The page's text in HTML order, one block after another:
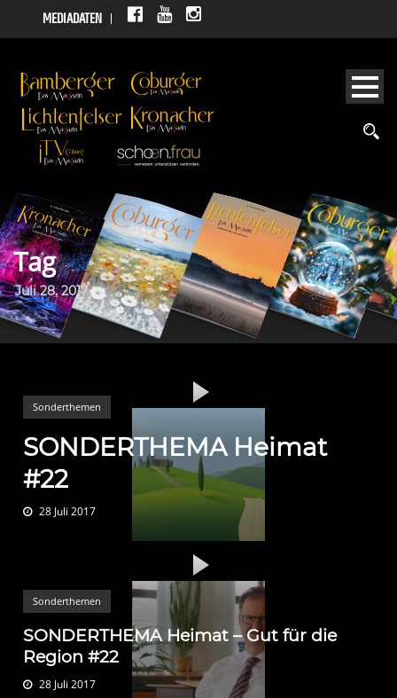
MEDIADATEN
Tag
Juli 28, 2017
Sonderthemen
SONDERTHEMA Heimat
#22
28 Juli 2017
Sonderthemen
SONDERTHEMA Heimat – Gut für die
Region #22
28 Juli 2017